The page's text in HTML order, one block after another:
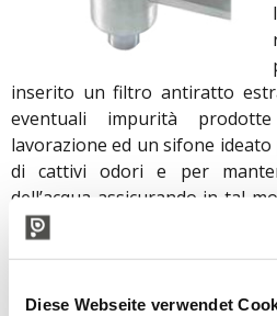
Diese Webseite verwendet
inserito un filtro antiratto
eventuali impurità
lavorazione ed un sifone ideato
di cattivi odori e per
dell’acqua assicurando in tal
pozzetto stesso. I canali sono
cantiere mediante il fissaggio